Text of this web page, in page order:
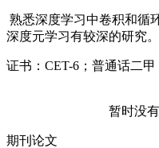
熟悉深度学习中卷积和循
深度元学习有较深的研究。
证书：CET-6；普通话二
暂时没
期刊论文